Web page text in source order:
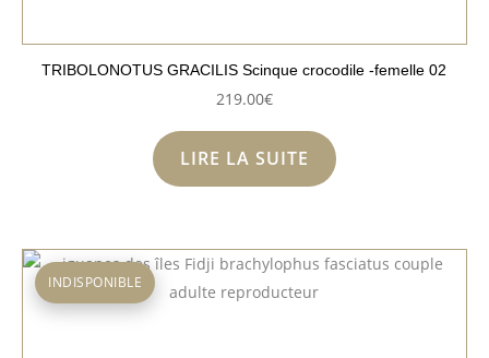
TRIBOLONOTUS GRACILIS Scinque crocodile -femelle 02
219.00€
LIRE LA SUITE
INDISPONIBLE